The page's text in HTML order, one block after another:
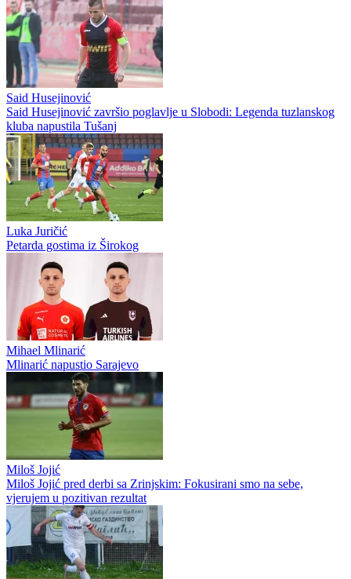
Said Husejinović
Said Husejinović završio poglavlje u Slobodi: Legenda tuzlanskog
kluba napustila Tušanj
Luka Juričić
Petarda gostima iz Širokog
Mihael Mlinarić
Mlinarić napustio Sarajevo
Miloš Jojić
Miloš Jojić pred derbi sa Zrinjskim: Fokusirani smo na sebe,
vjerujem u pozitivan rezultat